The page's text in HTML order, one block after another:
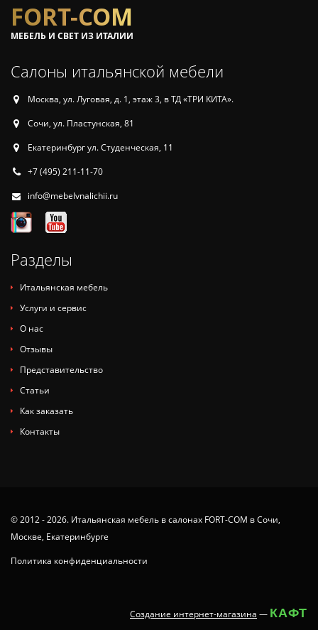
FORT-COM
МЕБЕЛЬ И СВЕТ ИЗ ИТАЛИИ
Салоны итальянской мебели
Москва, ул. Луговая, д. 1, этаж 3, в ТД «ТРИ КИТА».
Сочи, ул. Пластунская, 81
Екатеринбург ул. Студенческая, 11
+7 (495) 211-11-70
info@mebelvnalichii.ru
Разделы
Итальянская мебель
Услуги и сервис
О нас
Отзывы
Представительство
Статьи
Как заказать
Контакты
© 2012 - 2026. Итальянская мебель в салонах FORT-COM в Сочи,
Москве, Екатеринбурге
Политика конфиденциальности
Создание интернет-магазина — КАФТ